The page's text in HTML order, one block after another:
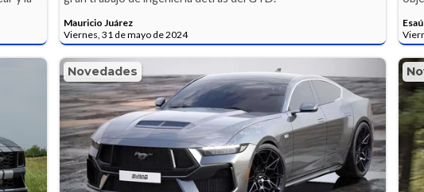
Mauricio Juárez
Viernes, 31 de mayo de 2024
Novedades